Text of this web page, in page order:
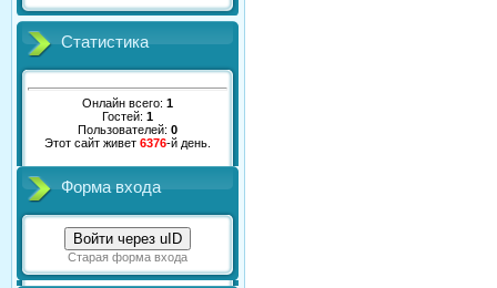
Статистика
Онлайн всего: 1
Гостей: 1
Пользователей: 0
Этот сайт живет 6376-й день.
Форма входа
Войти через uID
Старая форма входа